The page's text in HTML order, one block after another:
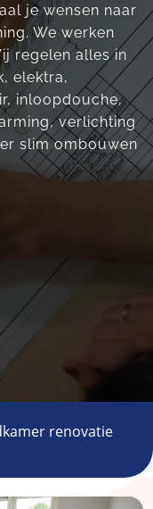
je wensen naar
We werken
regelen alles in
elektra,
inloopdouche,
verlichting
slim ombouwen
renovatie